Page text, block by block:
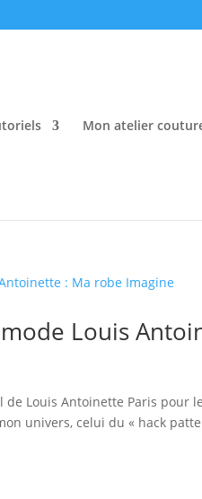
Mon atelier
Louis
de Louis Antoinette Paris pour
univers, celui du « hack